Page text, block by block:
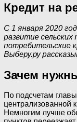
Кредит на
С 1 января 2020
развитие
потребительские
Выберу.ру
Зачем
По подсчетам
централизованной
Немногим лучше